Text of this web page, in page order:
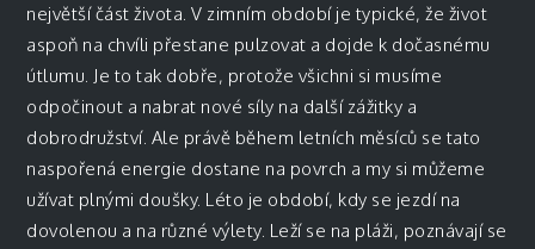
největší část života. V zimním období je typické, že život
aspoň na chvíli přestane pulzovat a dojde k dočasnému
útlumu. Je to tak dobře, protože všichni si musíme
odpočinout a nabrat nové síly na další zážitky a
dobrodružství. Ale právě během letních měsíců se tato
naspořená energie dostane na povrch a my si můžeme
užívat plnými doušky. Léto je období, kdy se jezdí na
dovolenou a na různé výlety. Leží se na pláži, poznávají se